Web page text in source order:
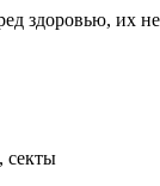
здоровью, их
секты